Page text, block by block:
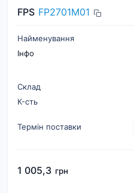
FPS FP2701M01
Найменування
Інфо
Склад
К-cть
Термін поставки
1 005,3 грн